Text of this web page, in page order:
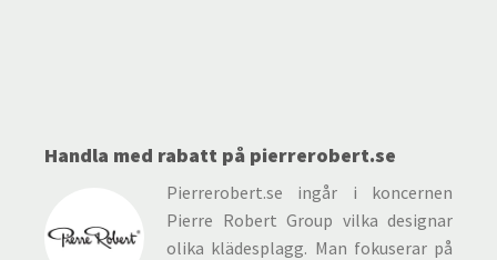
Handla med rabatt på pierrerobert.se
Pierrerobert.se ingår i koncernen
Pierre Robert Group vilka designar
olika klädesplagg. Man fokuserar på